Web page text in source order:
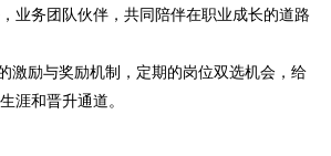
业务团队伙伴，共同陪伴在职业成长的道路
励与奖励机制，定期的岗位双选机会，给
涯和晋升通道。